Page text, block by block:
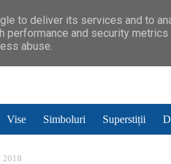
Vise Simboluri Superstiții
2018
to deliver its services and to
performance and security
abuse.